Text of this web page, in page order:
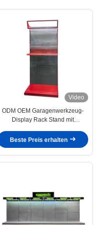
Video
ODM OEM Garagenwerkzeug-
Display Rack Stand mit
Pegboard Lagerrack Display
Beste Preis erhalten